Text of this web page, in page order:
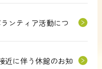
ンティア活動につ
近に伴う休館のお知